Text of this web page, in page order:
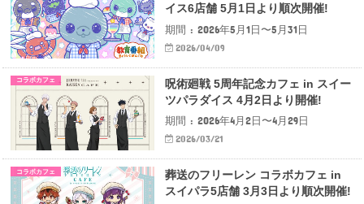
イス6店舗 5月1日より順次開催!
期間 : 2026年5月1日〜5月31日
2026/04/09
コラボカフェ
呪術廻戦 5周年記念カフェ in スイー
ツパラダイス 4月2日より開催!
期間 : 2026年4月2日〜4月29日
2026/03/21
コラボカフェ
葬送のフリーレン コラボカフェ in
スイパラ5店舗 3月3日より順次開催!